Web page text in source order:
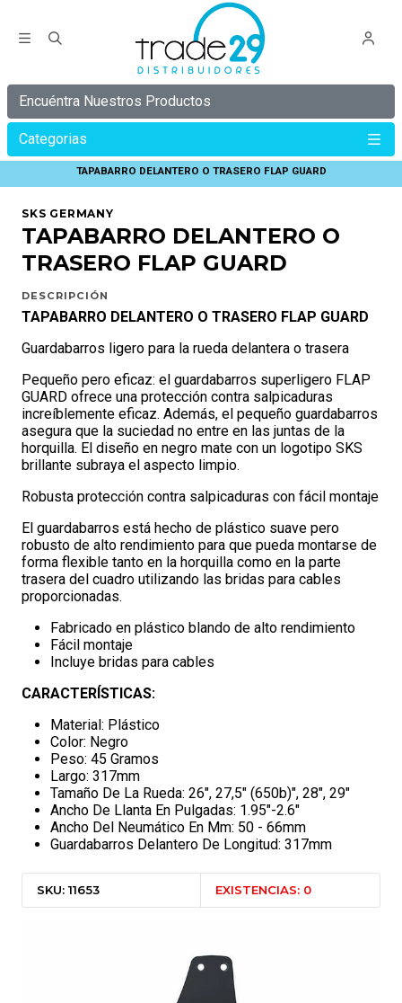
Encuéntra Nuestros Productos
Categorias
Inicio
TAPABARRO DELANTERO O TRASERO FLAP GUARD
SKS GERMANY
TAPABARRO DELANTERO O
TRASERO FLAP GUARD
DESCRIPCIÓN
TAPABARRO DELANTERO O TRASERO FLAP GUARD
Guardabarros ligero para la rueda delantera o trasera
Pequeño pero eficaz: el guardabarros superligero FLAP
GUARD ofrece una protección contra salpicaduras
increíblemente eficaz. Además, el pequeño guardabarros
asegura que la suciedad no entre en las juntas de la
horquilla. El diseño en negro mate con un logotipo SKS
brillante subraya el aspecto limpio.
Robusta protección contra salpicaduras con fácil montaje
El guardabarros está hecho de plástico suave pero
robusto de alto rendimiento para que pueda montarse de
forma flexible tanto en la horquilla como en la parte
trasera del cuadro utilizando las bridas para cables
proporcionadas.
Fabricado en plástico blando de alto rendimiento
Fácil montaje
Incluye bridas para cables
CARACTERÍSTICAS:
Material: Plástico
Color: Negro
Peso: 45 Gramos
Largo: 317mm
Tamaño De La Rueda: 26", 27,5" (650b)", 28", 29"
Ancho De Llanta En Pulgadas: 1.95"-2.6"
Ancho Del Neumático En Mm: 50 - 66mm
Guardabarros Delantero De Longitud: 317mm
SKU: 11653 EXISTENCIAS: 0